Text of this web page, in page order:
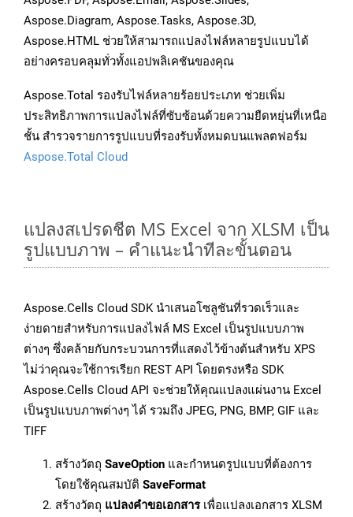
Aspose.Diagram, Aspose.Tasks, Aspose.3D,
Aspose.HTML ช่วยให้สามารถแปลงไฟล์หลายรูปแบบได้
อย่างครอบคลุมทั่วทั้งแอปพลิเคชันของคุณ
Aspose.Total รองรับไฟล์หลายร้อยประเภท ช่วยเพิ่ม
ประสิทธิภาพการแปลงไฟล์ที่ซับซ้อนด้วยความยืดหยุ่นที่เหนือ
ชั้น สำรวจรายการรูปแบบที่รองรับทั้งหมดบนแพลตฟอร์ม
Aspose.Total Cloud
แปลงสเปรดชีต MS Excel จาก XLSM เป็น
รูปแบบภาพ – คำแนะนำทีละขั้นตอน
Aspose.Cells Cloud SDK นำเสนอโซลูชันที่รวดเร็วและ
ง่ายดายสำหรับการแปลงไฟล์ MS Excel เป็นรูปแบบภาพ
ต่างๆ ซึ่งคล้ายกับกระบวนการที่แสดงไว้ข้างต้นสำหรับ XPS
ไม่ว่าคุณจะใช้การเรียก REST API โดยตรงหรือ SDK
Aspose.Cells Cloud API จะช่วยให้คุณแปลงแผ่นงาน Excel
เป็นรูปแบบภาพต่างๆ ได้ รวมถึง JPEG, PNG, BMP, GIF และ
TIFF
สร้างวัตถุ SaveOption และกำหนดรูปแบบที่ต้องการ
โดยใช้คุณสมบัติ SaveFormat
สร้างวัตถุ แปลงคำขอเอกสารเพื่อแปลงเอกสาร XLSM